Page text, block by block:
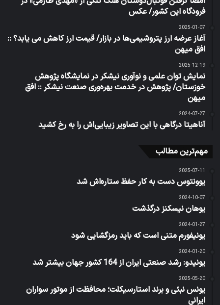
فرودگاه این کشور/ عکس
2025-01-07
آغاز عرضه ارز پتروشیمی‌ها در بازار/ قیمت ارز کاهش می یابد؟ ::
افق میهن
2025-12-19
نمایش توان علمی و نوآوری نیشکر در نمایشگاه پژوهش
خوزستان/ پژوهش در خدمت بهره‌وری صنعت نیشکر :: افق
میهن
2024-07-27
آناهیتا درگاهی با این تصاویر زیبایی‌اش را به رخ کشید
مهم‌ترین مطالب
2025-07-11
یوونتوس دست به کار حفظ ستاره‌اش شد
2024-10-07
یوهان نیسکنز درگذشت
2024-01-27
یونیفورم متنی است که باید رمزگشایی شود
2024-01-20
یونیدو: رشد صنعتی ایران از 164 کشور جهان بیشتر شد
2025-05-20
یونس نبئی و برند استارسیکلت؛ محافظت از موتور سواران
ایرانی